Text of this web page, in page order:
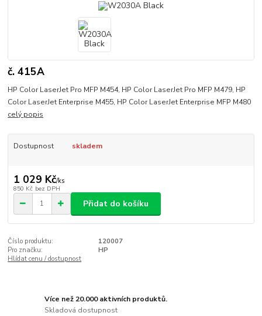
č. 415A
HP Color LaserJet Pro MFP M454, HP Color LaserJet Pro MFP M479, HP
Color LaserJet Enterprise M455, HP Color LaserJet Enterprise MFP M480
celý popis
Dostupnost skladem
1 029 Kč/ks
850 Kč bez DPH
Přidat do košíku
Číslo produktu:
120007
Pro značku:
HP
Hlídat cenu / dostupnost
Více než 20.000 aktivních produktů.
Skladová dostupnost